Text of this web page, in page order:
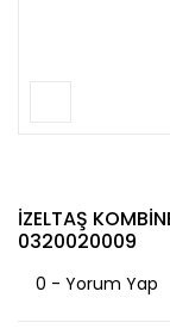
İZELTAŞ
0320020009
0 - Yorum Yap